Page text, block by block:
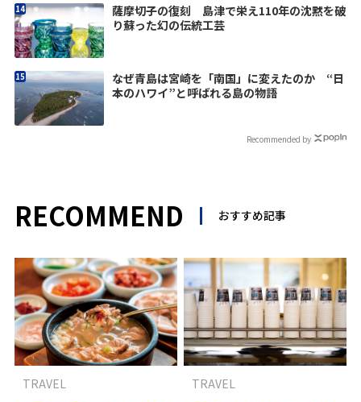
薩摩切子の復刻 島津で栄え110年の沈黙を破
り蘇った幻の伝統工芸
なぜ青島は宮崎を「南国」に変えたのか “日
本のハワイ”と呼ばれる島の物語
Recommended by
RECOMMEND おすすめ記事
TRAVEL TRAVEL